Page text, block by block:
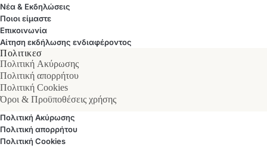
Νέα & Εκδηλώσεις
Ποιοι είμαστε
Επικοινωνία
Αίτηση εκδήλωσης ενδιαφέροντος
Πολιτικεσ
Πολιτική Ακύρωσης
Πολιτική απορρήτου
Πολιτική Cookies
Όροι & Προϋποθέσεις χρήσης
Πολιτική Ακύρωσης
Πολιτική απορρήτου
Πολιτική Cookies